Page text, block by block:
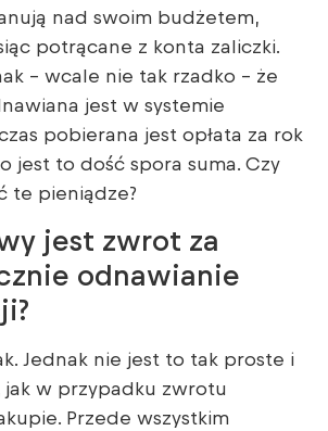
nad swoim budżetem,
potrącane z konta zaliczki.
– wcale nie tak rzadko – że
jest w systemie
pobierana jest opłata za rok
jest to dość spora suma. Czy
te pieniądze?
jest zwrot za
odnawianie
Jednak nie jest to tak proste i
w przypadku zwrotu
Przede wszystkim